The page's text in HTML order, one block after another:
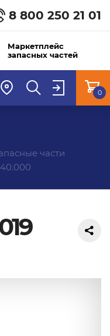
8 800 250 21 01
Маркетплейс
запасных частей
0
части